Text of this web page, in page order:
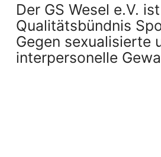
Der GS Wesel e.V.
Qualitätsbündnis
Gegen sexualisierte
interpersonelle